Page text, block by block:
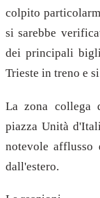
colpito
si sarebbe
dei principali
Trieste in treno e
La zona collega
piazza Unità
notevole
dall'estero.